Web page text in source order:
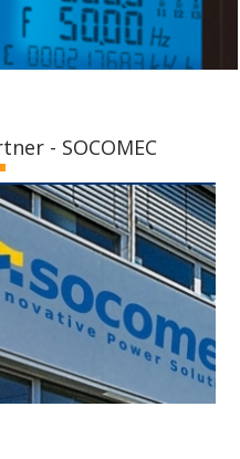
- SOCOMEC